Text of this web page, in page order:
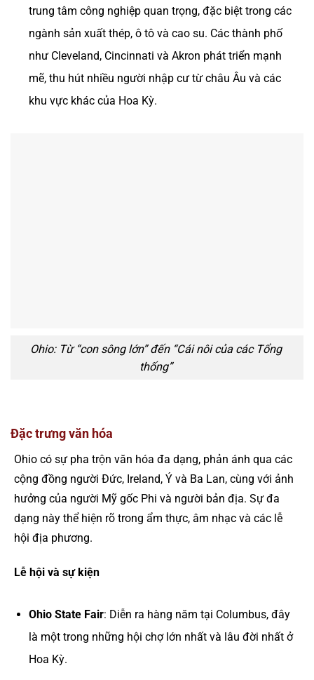
trung tâm công nghiệp quan trọng, đặc biệt trong các
ngành sản xuất thép, ô tô và cao su. Các thành phố
như Cleveland, Cincinnati và Akron phát triển mạnh
mẽ, thu hút nhiều người nhập cư từ châu Âu và các
khu vực khác của Hoa Kỳ.
Ohio: Từ “con sông lớn” đến “Cái nôi của các Tổng
thống”
Đặc trưng văn hóa
Ohio có sự pha trộn văn hóa đa dạng, phản ánh qua các
cộng đồng người Đức, Ireland, Ý và Ba Lan, cùng với ảnh
hưởng của người Mỹ gốc Phi và người bản địa. Sự đa
dạng này thể hiện rõ trong ẩm thực, âm nhạc và các lễ
hội địa phương.
Lễ hội và sự kiện
Ohio State Fair: Diễn ra hàng năm tại Columbus, đây
là một trong những hội chợ lớn nhất và lâu đời nhất ở
Hoa Kỳ.